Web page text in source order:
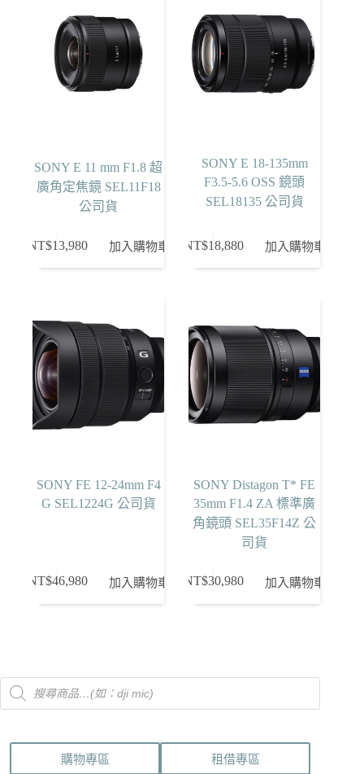
SONY E 11 mm F1.8 超
廣角定焦鏡 SEL11F18
公司貨
NT$13,980 加入購物車
SONY E 18-135mm
F3.5-5.6 OSS 鏡頭
SEL18135 公司貨
NT$18,880 加入購物車
SONY FE 12-24mm F4
G SEL1224G 公司貨
NT$46,980 加入購物車
SONY Distagon T* FE
35mm F1.4 ZA 標準廣
角鏡頭 SEL35F14Z 公
司貨
NT$30,980 加入購物車
Products
search
購物專區 租借專區